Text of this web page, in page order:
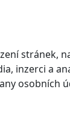
stránek,
inzerci a
osobních